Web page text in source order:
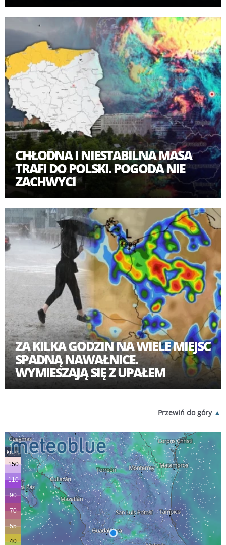
CHŁODNA I NIESTABILNA MASA
TRAFI DO POLSKI. POGODA NIE
ZACHWYCI
ZA KILKA GODZIN NA WIELE MIEJSC
SPADNĄ NAWAŁNICE.
WYMIESZAJĄ SIĘ Z UPAŁEM
Przewiń do góry